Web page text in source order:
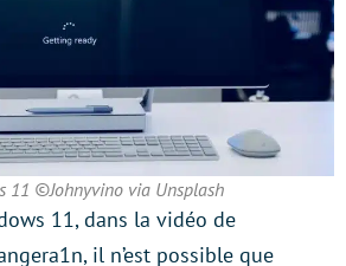
11 ©Johnyvino via Unsplash
11, dans la vidéo de
il n’est possible que